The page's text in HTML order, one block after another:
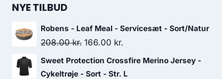
NYE TILBUD
Robens - Leaf Meal - Servicesæt - Sort/Natur
208.00kr. Original
price
was:
166.00 kr.
price
is:
Sweet Protection Crossfire Merino Jersey -
Cykeltrøje - Sort - Str. L